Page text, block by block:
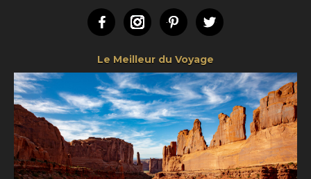
FacebookInstagramPinterestTwitter
Le Meilleur du Voyage